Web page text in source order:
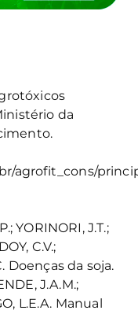
da
agrofit_cons/
YORINORI, J.T.;
C.V.;
Doenças da soja.
J.A.M.;
L.E.A. Manual